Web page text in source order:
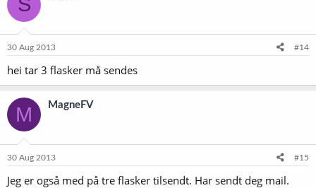
30 Aug 2013 #14
hei tar 3 flasker må sendes
M MagneFV
30 Aug 2013 #15
Jeg er også med på tre flasker tilsendt. Har sendt deg mail.